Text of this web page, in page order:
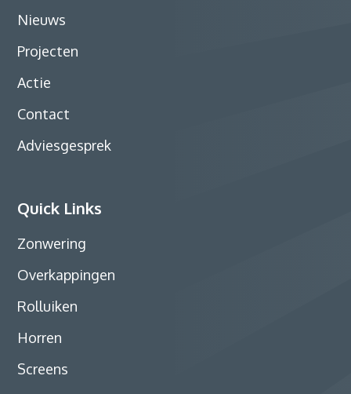
Nieuws
Projecten
Actie
Contact
Adviesgesprek
Quick Links
Zonwering
Overkappingen
Rolluiken
Horren
Screens